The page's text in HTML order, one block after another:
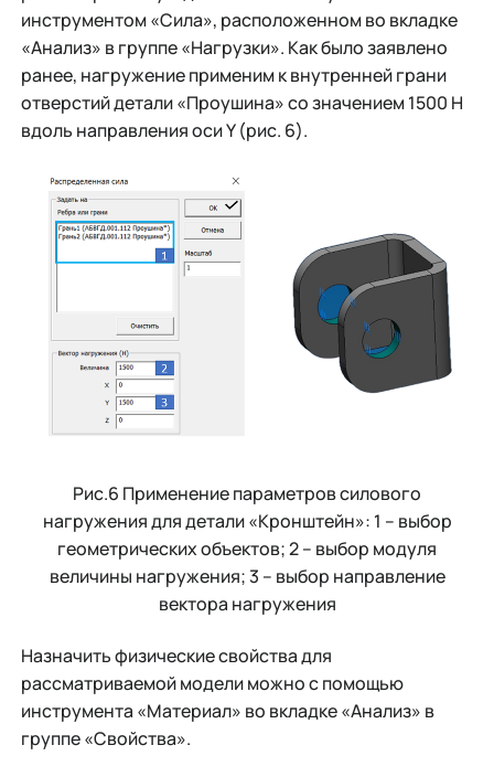
инструментом «Сила», расположенном во вкладке
«Анализ» в группе «Нагрузки». Как было заявлено
ранее, нагружение применим к внутренней грани
отверстий детали «Проушина» со значением 1500 Н
вдоль направления оси Y (рис. 6).
Рис.6 Применение параметров силового
нагружения для детали «Кронштейн»: 1 – выбор
геометрических объектов; 2 – выбор модуля
величины нагружения; 3 – выбор направление
вектора нагружения
Назначить физические свойства для
рассматриваемой модели можно с помощью
инструмента «Материал» во вкладке «Анализ» в
группе «Свойства».